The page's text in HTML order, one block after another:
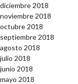
diciembre 2018
noviembre 2018
octubre 2018
septiembre 2018
agosto 2018
julio 2018
junio 2018
mayo 2018